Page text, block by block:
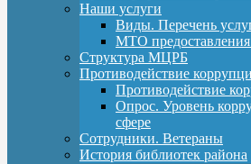
Наши услуги
Виды. Перечень
МТО предоставления
Структура МЦРБ
Противодействие
Противодействие
Опрос. Уровень
сфере
Сотрудники. Ветераны
История библиотек района